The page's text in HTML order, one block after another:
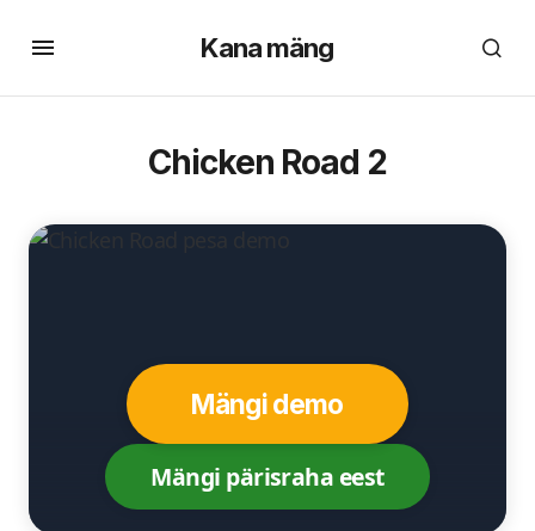
Kana mäng
Chicken Road 2
Mängi demo
Mängi pärisraha eest